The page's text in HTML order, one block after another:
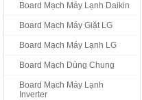
Board Mạch Máy Lạnh Daikin
Board Mạch Máy Giặt LG
Board Mạch Máy Lạnh LG
Board Mạch Dùng Chung
Board Mạch Máy Lạnh
Inverter